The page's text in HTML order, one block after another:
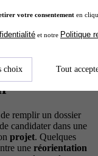
ce possible ?
de droit :
remplir un dossier
candidater dans une
projet. Quelques
une réorientation
votre consentement en
et notre Politique
choix Tout